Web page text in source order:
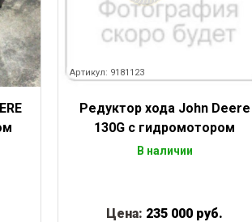
Артикул: 9181123
Редуктор хода John Deere
130G с гидромотором
В наличии
Цена: 235 000 руб.